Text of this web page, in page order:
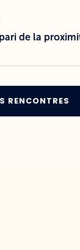
de la
RENCONTRES